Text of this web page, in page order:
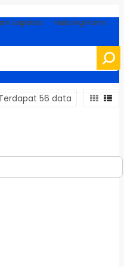
Legislasi Hubungi Kami
56 data